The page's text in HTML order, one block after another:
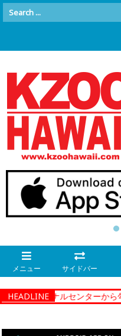
メニュー サイドバー
HEADLINE
ショナルセンターから勾留